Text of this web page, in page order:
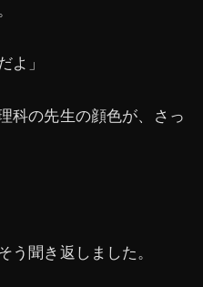
よ」
科の先生の顔色が、さっ
う聞き返しました。